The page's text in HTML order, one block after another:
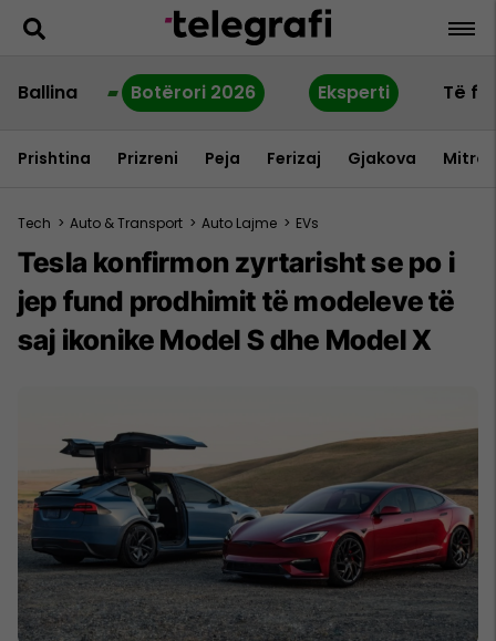
Ballina Botërori 2026 Eksperti Të
Prishtina Prizreni Peja Ferizaj Gjakova
Tech > Auto & Transport > Auto Lajme > EVs
Tesla konfirmon zyrtarisht se po i
jep fund prodhimit të modeleve të
saj ikonike Model S dhe Model X